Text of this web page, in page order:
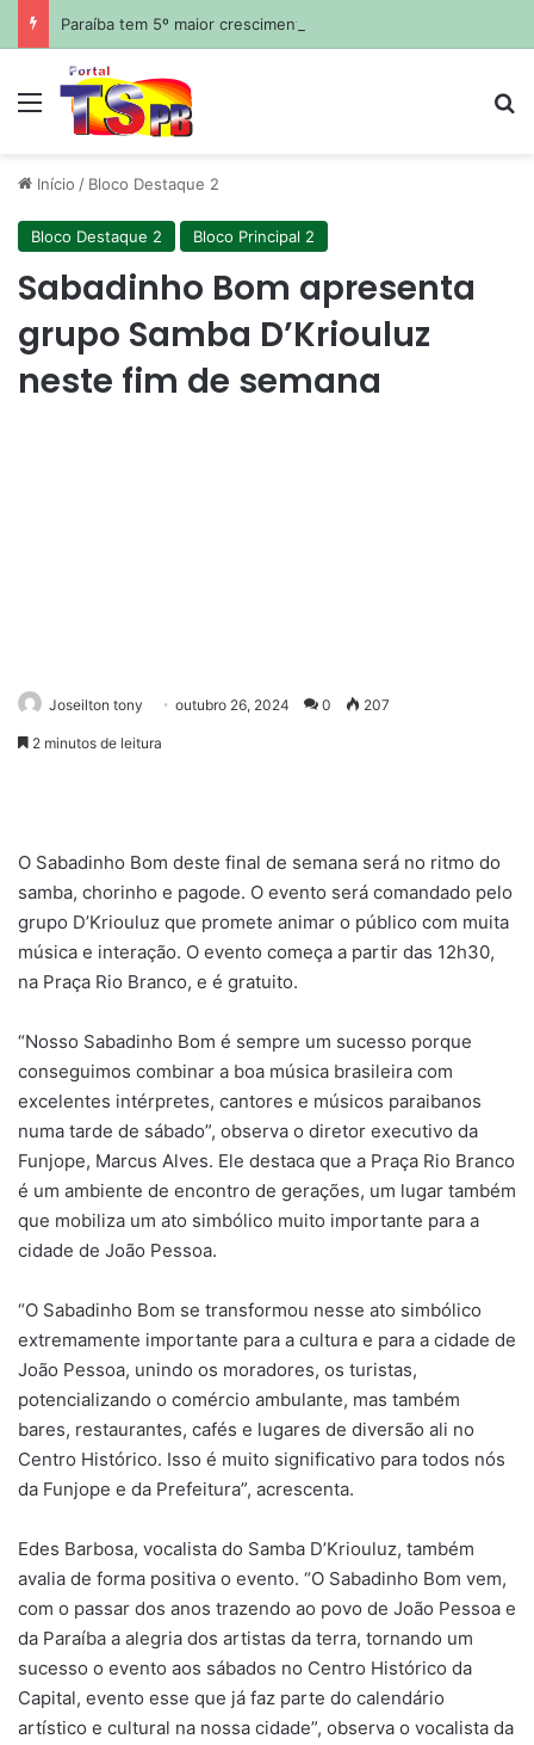
Menu
Início / Bloco Destaque 2
Bloco Destaque 2 Bloco Principal 2
Sabadinho Bom apresenta
grupo Samba D’Kriouluz
neste fim de semana
Joseilton tony outubro 26, 2024 0 207
2 minutos de leitura
O Sabadinho Bom deste final de semana será no ritmo do
samba, chorinho e pagode. O evento será comandado pelo
grupo D’Kriouluz que promete animar o público com muita
música e interação. O evento começa a partir das 12h30,
na Praça Rio Branco, e é gratuito.
“Nosso Sabadinho Bom é sempre um sucesso porque
conseguimos combinar a boa música brasileira com
excelentes intérpretes, cantores e músicos paraibanos
numa tarde de sábado”, observa o diretor executivo da
Funjope, Marcus Alves. Ele destaca que a Praça Rio Branco
é um ambiente de encontro de gerações, um lugar também
que mobiliza um ato simbólico muito importante para a
cidade de João Pessoa.
“O Sabadinho Bom se transformou nesse ato simbólico
extremamente importante para a cultura e para a cidade de
João Pessoa, unindo os moradores, os turistas,
potencializando o comércio ambulante, mas também
bares, restaurantes, cafés e lugares de diversão ali no
Centro Histórico. Isso é muito significativo para todos nós
da Funjope e da Prefeitura”, acrescenta.
Edes Barbosa, vocalista do Samba D’Kriouluz, também
avalia de forma positiva o evento. “O Sabadinho Bom vem,
com o passar dos anos trazendo ao povo de João Pessoa e
da Paraíba a alegria dos artistas da terra, tornando um
sucesso o evento aos sábados no Centro Histórico da
Capital, evento esse que já faz parte do calendário
artístico e cultural na nossa cidade”, observa o vocalista da